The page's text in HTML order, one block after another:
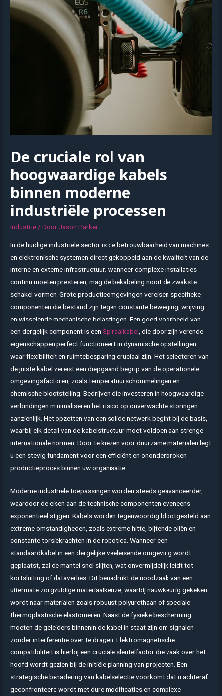
De cruciale rol van
hoogwaardige kabels
binnen moderne
industriële processen
Industrie/ Door Jason Parker
In de huidige industriële sector is de betrouwbaarheid van machines
en elektronische systemen direct gekoppeld aan de kwaliteit van de
interne en externe infrastructuur. Wanneer complexe installaties
continu moeten presteren, mag de bekabeling nooit de zwakste
schakel vormen. Grote productieomgevingen vereisen specifieke
componenten die bestand zijn tegen constante beweging, wrijving
en wisselende mechanische belastingen. Een goed voorbeeld van
een dergelijk component is een Spiraalkabel , die door zijn verende
eigenschappen perfect functioneert in dynamische opstellingen
waar flexibiliteit en ruimtebesparing cruciaal zijn. Het selecteren van
de juiste kabel vereist een diepgaand begrip van de operationele
omgevingsfactoren, zoals temperatuurschommelingen en
chemische blootstelling. Bedrijven die investeren in hoogwaardige
verbindingen minimaliseren het risico op onverwachte storingen
aanzienlijk. Het opzetten van een solide netwerk begint bij de basis,
waarbij elk detail van de kabelstructuur moet voldoen aan strenge
internationale normen. Door te kiezen voor duurzame materialen legt
u een stevig fundament voor een efficiënt en ononderbroken
productieproces binnen uw organisatie.
Moderne industriële toepassingen worden steeds geavanceerder,
waardoor de eisen aan de technische componenten eveneens
exponentieel stijgen. Kabels worden tegenwoordig blootgesteld aan
extreme omstandigheden, zoals extreme hitte, bijtende oliën en
constante torsiekrachten in de robotica. Wanneer een
standaardkabel in een dergelijke veeleisende omgeving wordt
geplaatst, zal de mantel snel slijten, wat onvermijdelijk leidt tot
kortsluiting of dataverlies. Dit benadrukt de noodzaak van een
uitermate zorgvuldige materiaalkeuze, waarbij nauwkeurig gekeken
wordt naar materialen zoals robuust polyurethaan of speciale
thermoplastische elastomeren. Naast de fysieke bescherming
moeten de geleiders binnenin de kabel in staat zijn om signalen
zonder interferentie over te dragen. Elektromagnetische
compatibiliteit is hierbij een cruciale sleutelfactor die vaak over het
hoofd wordt gezien bij de initiële planning van projecten. Een
strategische benadering van kabelselectie voorkomt dat u achteraf
geconfronteerd wordt met dure modificaties en complexe